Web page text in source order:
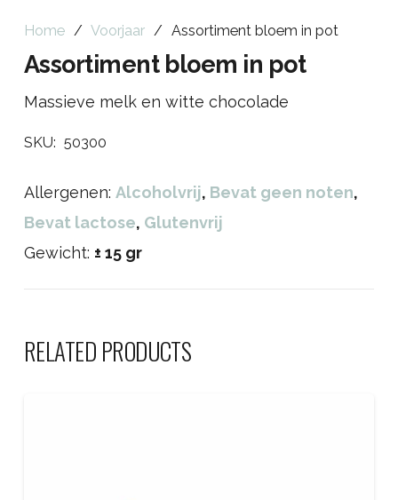
Home / Voorjaar / Assortiment bloem in pot
Assortiment bloem in pot
Massieve melk en witte chocolade
SKU: 50300
Allergenen: Alcoholvrij, Bevat geen noten,
Bevat lactose, Glutenvrij
Gewicht: ± 15 gr
RELATED PRODUCTS